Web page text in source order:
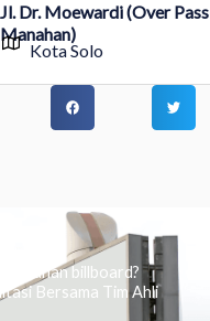
Jl. Dr. Moewardi (Over Pass
Manahan)
Kota Solo
billboard?
Bersama Tim Ahli